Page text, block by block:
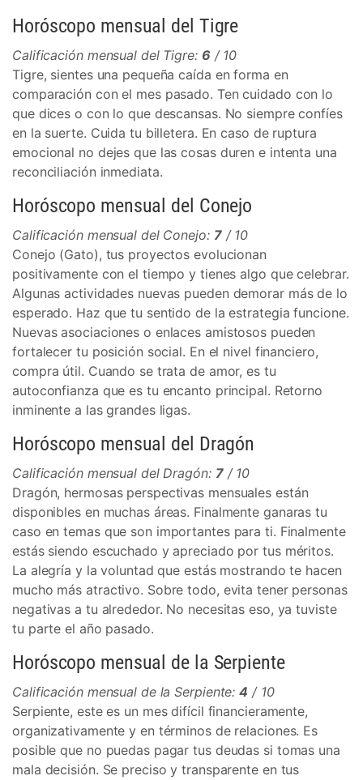
Horóscopo mensual del Tigre
Calificación mensual del Tigre: 6 / 10
Tigre, sientes una pequeña caída en forma en
comparación con el mes pasado. Ten cuidado con lo
que dices o con lo que descansas. No siempre confíes
en la suerte. Cuida tu billetera. En caso de ruptura
emocional no dejes que las cosas duren e intenta una
reconciliación inmediata.
Horóscopo mensual del Conejo
Calificación mensual del Conejo: 7/ 10
Conejo (Gato), tus proyectos evolucionan
positivamente con el tiempo y tienes algo que celebrar.
Algunas actividades nuevas pueden demorar más de lo
esperado. Haz que tu sentido de la estrategia funcione.
Nuevas asociaciones o enlaces amistosos pueden
fortalecer tu posición social. En el nivel financiero,
compra útil. Cuando se trata de amor, es tu
autoconfianza que es tu encanto principal. Retorno
inminente a las grandes ligas.
Horóscopo mensual del Dragón
Calificación mensual del Dragón: 7/ 10
Dragón, hermosas perspectivas mensuales están
disponibles en muchas áreas. Finalmente ganaras tu
caso en temas que son importantes para ti. Finalmente
estás siendo escuchado y apreciado por tus méritos.
La alegría y la voluntad que estás mostrando te hacen
mucho más atractivo. Sobre todo, evita tener personas
negativas a tu alrededor. No necesitas eso, ya tuviste
tu parte el año pasado.
Horóscopo mensual de la Serpiente
Calificación mensual de la Serpiente:4 / 10
Serpiente, este es un mes difícil financieramente,
organizativamente y en términos de relaciones. Es
posible que no puedas pagar tus deudas si tomas una
mala decisión. Se preciso y transparente en tus